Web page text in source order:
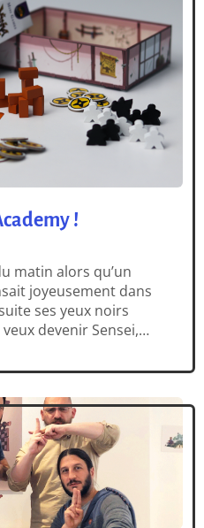
!
matin alors qu’un
joyeusement dans
ses yeux noirs
devenir Sensei,
10 rondins, 5